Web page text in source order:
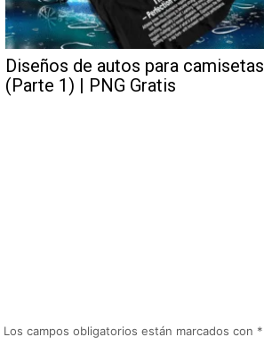
Diseños de autos para camisetas
(Parte 1) | PNG Gratis
Los campos obligatorios están marcados con *